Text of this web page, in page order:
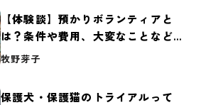
【体験談】預かりボランティアと
は？条件や費用、大変なことなど紹
介
牧野芽子
保護犬・保護猫のトライアルって